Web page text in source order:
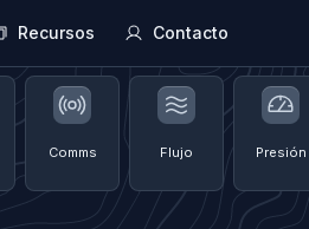
Recursos Contacto
Comms Flujo Presión